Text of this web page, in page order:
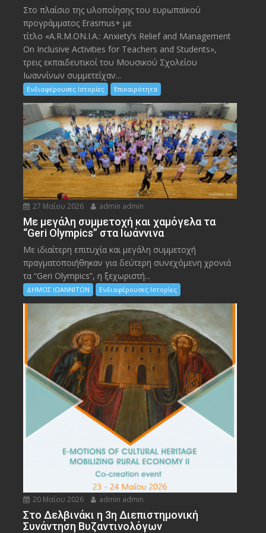
Στο πλαίσιο της υλοποίησης του ευρωπαϊκού
προγράμματος Erasmus+ με
τίτλο «A.R.M.ON.I.A.: Anxiety’s Relief and Management
On Inclusive Activities for Teachers and Students»,
τρεις εκπαιδευτικοί του Μουσικού Σχολείου
Ιωαννίνων συμμετείχαν...
Ενδιαφέρουσες Ιστορίες Επικαιρότητα
27 Μαΐου 2026 admin admin
Με μεγάλη συμμετοχή και χαμόγελα τα
“Geri Olympics” στα Ιωάννινα
Με ιδιαίτερη επιτυχία και μεγάλη συμμετοχή
πραγματοποιήθηκαν για δεύτερη συνεχόμενη χρονιά
τα “Geri Olympics”, η ξεχωριστή...
ΔΗΜΟΣ ΙΩΑΝΝΙΤΩΝ Ενδιαφέρουσες Ιστορίες
20 Μαΐου 2026 admin admin
Στο Δελβινάκι η 3η Διεπιστημονική
Συνάντηση Βυζαντινολόγων